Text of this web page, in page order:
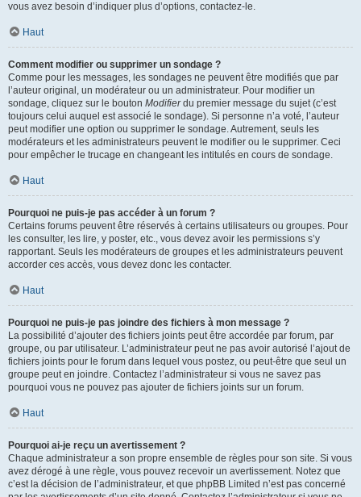
vous avez besoin d’indiquer plus d’options, contactez-le.
Haut
Comment modifier ou supprimer un sondage ?
Comme pour les messages, les sondages ne peuvent être modifiés que par
l’auteur original, un modérateur ou un administrateur. Pour modifier un
sondage, cliquez sur le bouton Modifierdu premier message du sujet (c’est
toujours celui auquel est associé le sondage). Si personne n’a voté, l’auteur
peut modifier une option ou supprimer le sondage. Autrement, seuls les
modérateurs et les administrateurs peuvent le modifier ou le supprimer. Ceci
pour empêcher le trucage en changeant les intitulés en cours de sondage.
Haut
Pourquoi ne puis-je pas accéder à un forum ?
Certains forums peuvent être réservés à certains utilisateurs ou groupes. Pour
les consulter, les lire, y poster, etc., vous devez avoir les permissions s’y
rapportant. Seuls les modérateurs de groupes et les administrateurs peuvent
accorder ces accès, vous devez donc les contacter.
Haut
Pourquoi ne puis-je pas joindre des fichiers à mon message ?
La possibilité d’ajouter des fichiers joints peut être accordée par forum, par
groupe, ou par utilisateur. L’administrateur peut ne pas avoir autorisé l’ajout de
fichiers joints pour le forum dans lequel vous postez, ou peut-être que seul un
groupe peut en joindre. Contactez l’administrateur si vous ne savez pas
pourquoi vous ne pouvez pas ajouter de fichiers joints sur un forum.
Haut
Pourquoi ai-je reçu un avertissement ?
Chaque administrateur a son propre ensemble de règles pour son site. Si vous
avez dérogé à une règle, vous pouvez recevoir un avertissement. Notez que
c’est la décision de l’administrateur, et que phpBB Limited n’est pas concerné